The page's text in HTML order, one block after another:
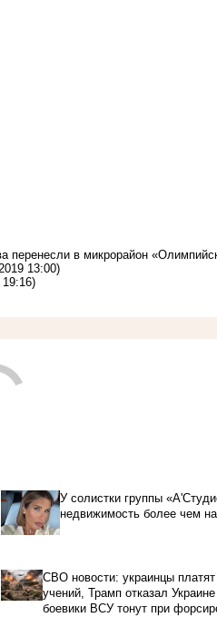
перенесли в микрорайон
13:00)
У солистки группы
недвижимость более чем
СВО новости: украинцы
учений, Трамп отказал
боевики ВСУ тонут при